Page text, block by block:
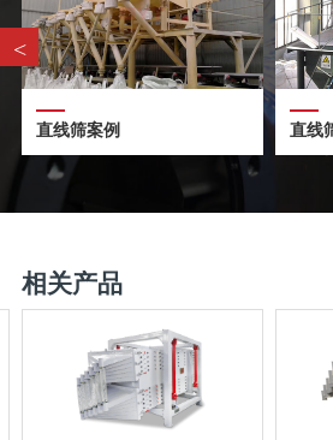
直线筛案例 直线
<
相关产品